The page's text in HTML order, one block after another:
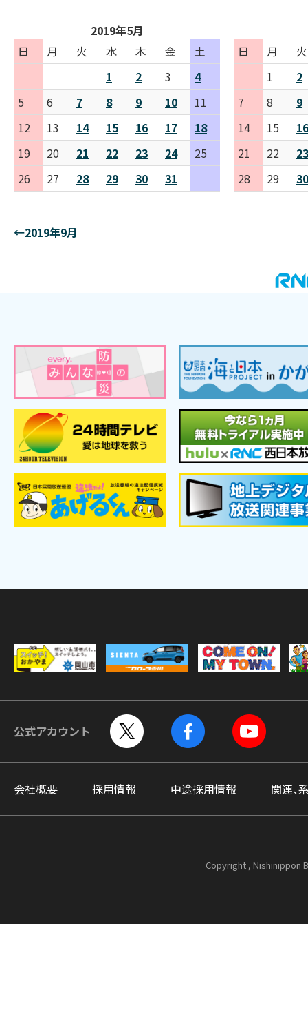
2019年5月
日
月 火 水 木 金
土
1
2 3
4
5
6 7 8 9 10
11
12
13 14 15 16 17
18
19
20 21 22 23 24
25
26
27 28 29 30 31
日 月
火
1
2
7
8
9
14
15
16
21
22
23
28
29 30
←2019年9月
公式アカウント
会社概要 採用情報 中途採用情報 関連、
Copyright , Nishinippon